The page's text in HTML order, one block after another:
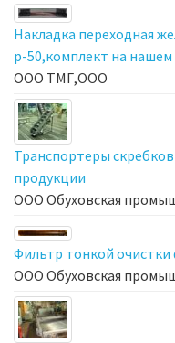
Накладка переходная
р-50,комплект на нашем
ООО ТМГ,ООО
Транспортеры
продукции
ООО Обуховская
Фильтр тонкой
ООО Обуховская